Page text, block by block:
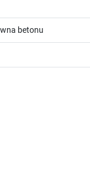
betonu